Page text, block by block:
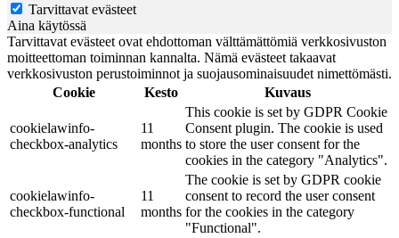
Tarvittavat evästeet
Aina käytössä
Tarvittavat evästeet ovat ehdottoman välttämättömiä verkkosivuston
moitteettoman toiminnan kannalta. Nämä evästeet takaavat
verkkosivuston perustoiminnot ja suojausominaisuudet nimettömästi.
Cookie
Kesto Kuvaus
cookielawinfo-
checkbox-analytics
11
months
This cookie is set by GDPR Cookie
Consent plugin. The cookie is used
to store the user consent for the
cookies in the category "Analytics".
cookielawinfo-
checkbox-functional
11
months
The cookie is set by GDPR cookie
consent to record the user consent
for the cookies in the category
"Functional".